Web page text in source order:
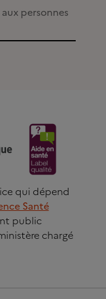
personnes
qui dépend
Santé
public
chargé